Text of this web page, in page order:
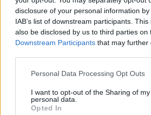
disclosure of your personal information
IAB’s list of downstream participants.
also be disclosed by us to third parties on
Downstream Participants that may further
Personal Data Processing Opt Outs
I want to opt-out of the Sharing of my
personal data.
Opted In
recommande. Pour une bonne mine, les
autobronzants ou le maquillage effet soleil,
l’exposition solaire. Il est important de
flacon ne protège pas contre les UV et ne
crème solaire.